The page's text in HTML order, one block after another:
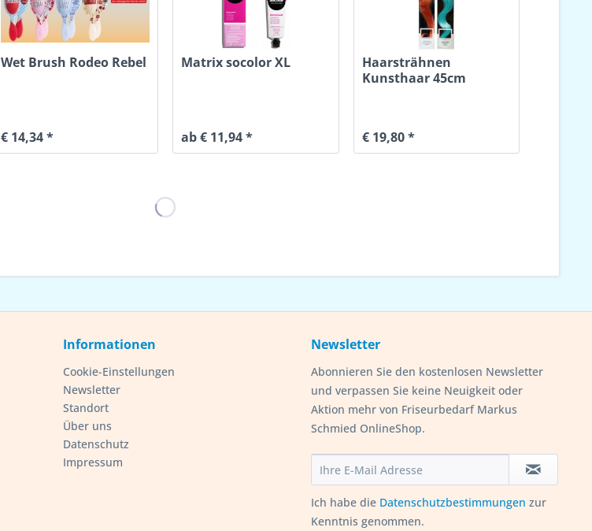
Wet Brush Rodeo Rebel
€ 14,34 *
Matrix socolor XL
ab € 11,94 *
Haarsträhnen
Kunsthaar 45cm
€ 19,80 *
Informationen
Cookie-Einstellungen
Newsletter
Standort
Über uns
Datenschutz
Impressum
Newsletter
Abonnieren Sie den kostenlosen Newsletter
und verpassen Sie keine Neuigkeit oder
Aktion mehr von Friseurbedarf Markus
Schmied OnlineShop.
Ich habe die Datenschutzbestimmungen zur
Kenntnis genommen.